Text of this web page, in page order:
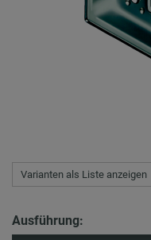
Varianten als Liste anzeigen
Ausführung: